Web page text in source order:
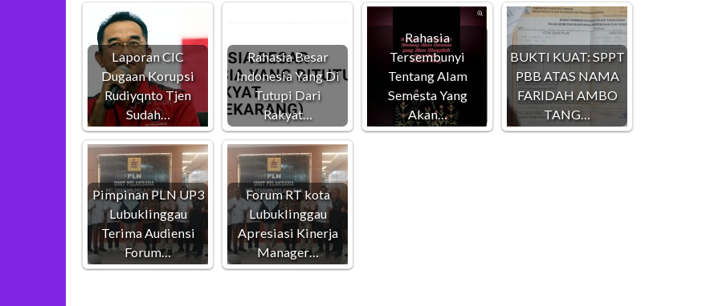
Laporan CIC
Dugaan Korupsi
Rudiyqnto Tjen
Sudah…
Rahasia Besar
Indonesia Yang Di
Tutupi Dari
Rakyat…
Rahasia
Tersembunyi
Tentang Alam
Semesta Yang
Akan…
BUKTI KUAT: SPPT
PBB ATAS NAMA
FARIDAH AMBO
TANG…
Pimpinan PLN UP3
Lubuklinggau
Terima Audiensi
Forum…
Forum RT kota
Lubuklinggau
Apresiasi Kinerja
Manager…